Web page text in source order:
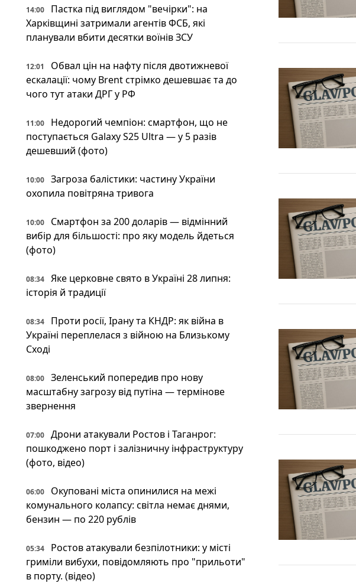
14:00
Пастка під виглядом "вечірки": на
Харківщині затримали агентів ФСБ, які
планували вбити десятки воїнів ЗСУ
12:01
Обвал цін на нафту після двотижневої
ескалації: чому Brent стрімко дешевшає та до
чого тут атаки ДРГ у РФ
11:00
Недорогий чемпіон: смартфон, що не
поступається Galaxy S25 Ultra — у 5 разів
дешевший (фото)
10:00
Загроза балістики: частину України
охопила повітряна тривога
10:00
Смартфон за 200 доларів — відмінний
вибір для більшості: про яку модель йдеться
(фото)
08:34
Яке церковне свято в Україні 28 липня:
історія й традиції
08:34
Проти росії, Ірану та КНДР: як війна в
Україні переплелася з війною на Близькому
Сході
08:00
Зеленський попередив про нову
масштабну загрозу від путіна — термінове
звернення
07:00
Дрони атакували Ростов і Таганрог:
пошкоджено порт і залізничну інфраструктуру
(фото, відео)
06:00
Окуповані міста опинилися на межі
комунального колапсу: світла немає днями,
бензин — по 220 рублів
05:34
Ростов атакували безпілотники: у місті
гриміли вибухи, повідомляють про "прильоти"
в порту. (відео)